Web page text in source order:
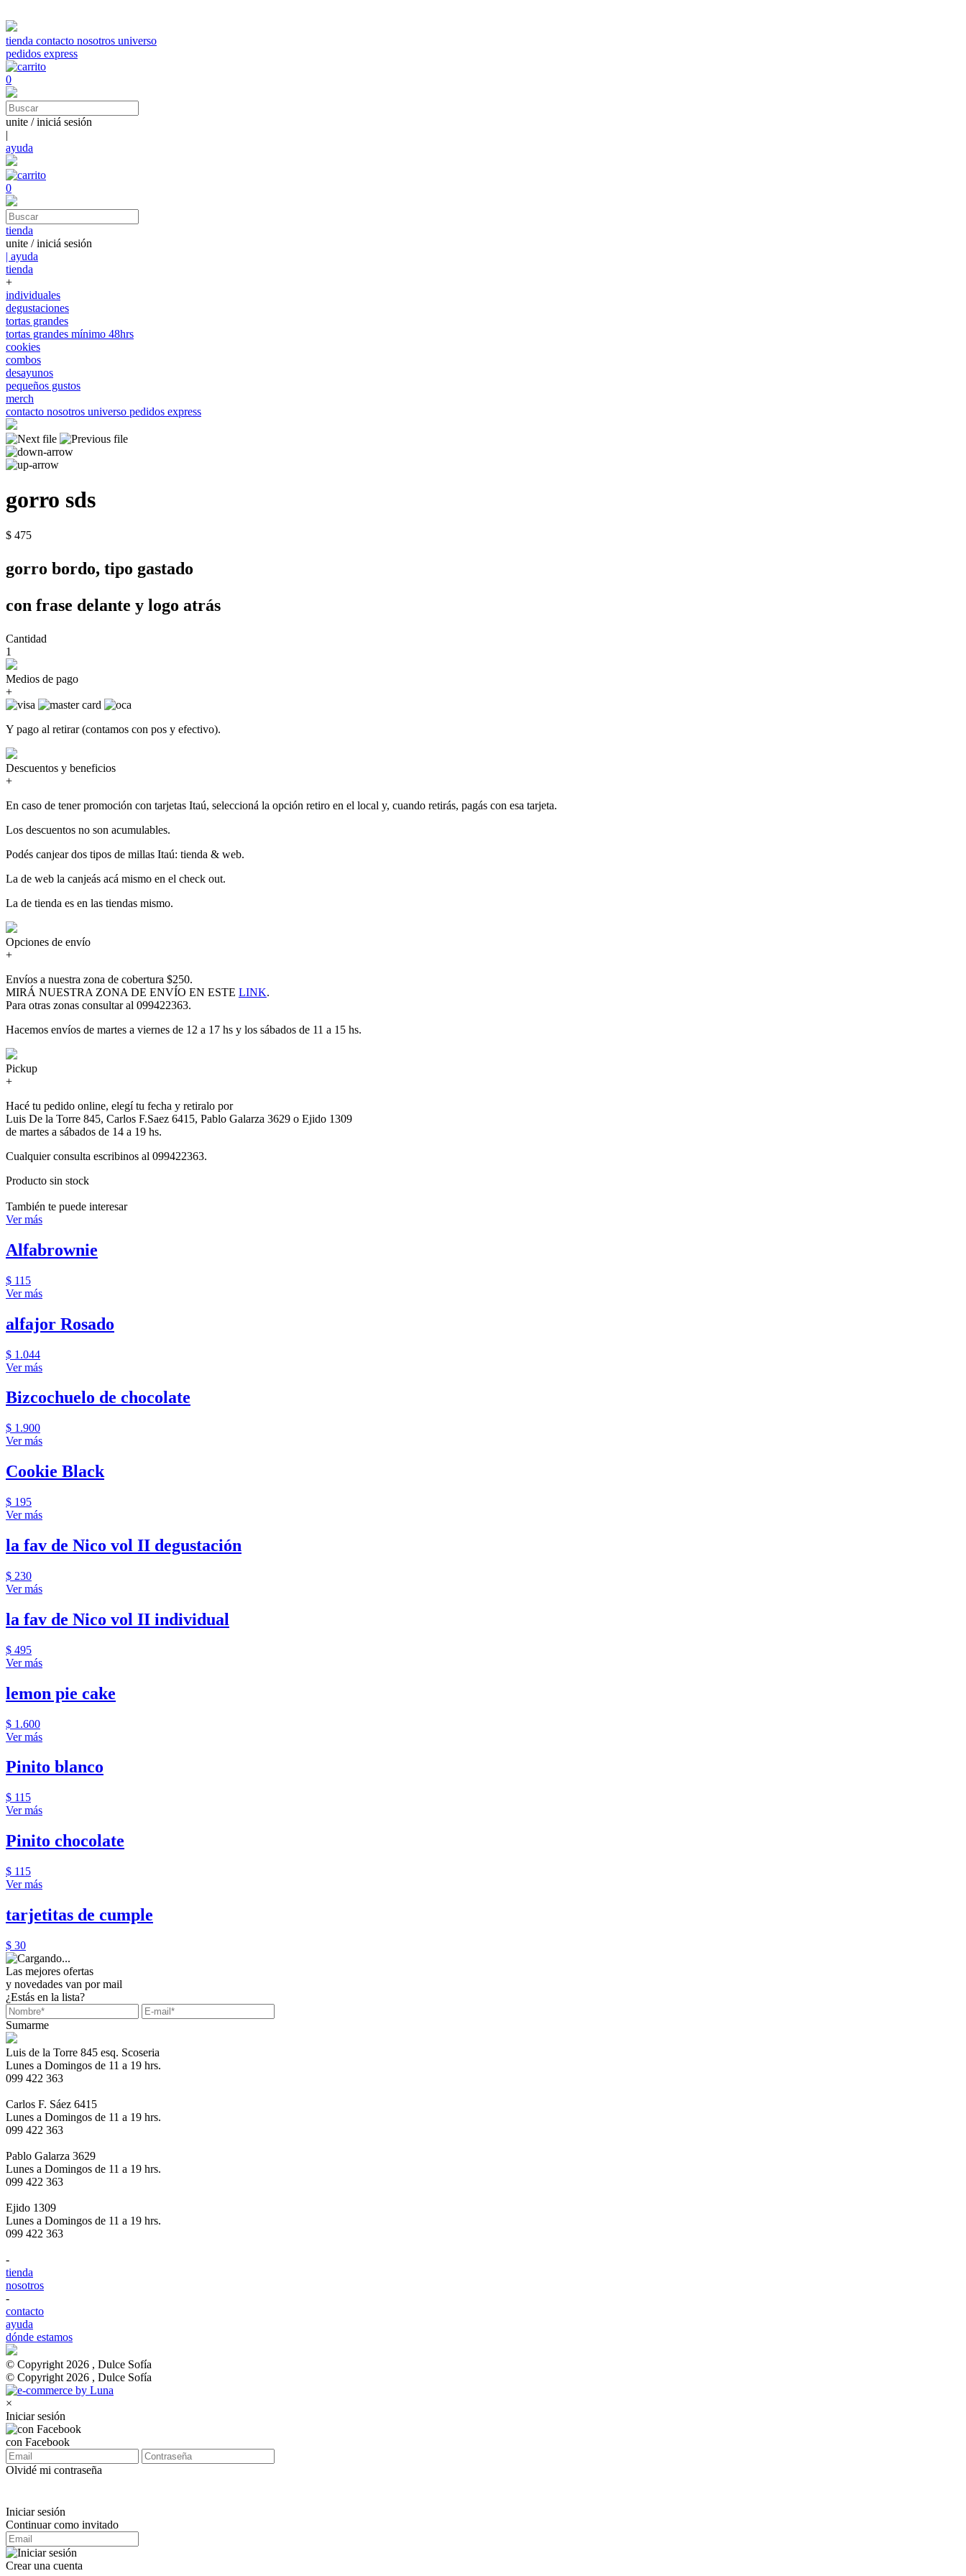
tienda contacto nosotros universo
pedidos express
0
unite / iniciá sesión
|
ayuda
0
tienda
unite / iniciá sesión
| ayuda
tienda
+
individuales
degustaciones
tortas grandes
tortas grandes mínimo 48hrs
cookies
combos
desayunos
pequeños gustos
merch
contacto nosotros universo pedidos express
gorro sds
$ 475
gorro bordo, tipo gastado
con frase delante y logo atrás
Cantidad
1
Medios de pago
+
Y pago al retirar (contamos con pos y efectivo).
Descuentos y beneficios
+
En caso de tener promoción con tarjetas Itaú, seleccioná la opción retiro en el local y, cuando retirás, pagás con esa tarjeta.
Los descuentos no son acumulables.
Podés canjear dos tipos de millas Itaú: tienda & web.
La de web la canjeás acá mismo en el check out.
La de tienda es en las tiendas mismo.
Opciones de envío
+
Envíos a nuestra zona de cobertura $250.
MIRÁ NUESTRA ZONA DE ENVÍO EN ESTE LINK.
Para otras zonas consultar al 099422363.
Hacemos envíos de martes a viernes de 12 a 17 hs y los sábados de 11 a 15 hs.
Pickup
+
Hacé tu pedido online, elegí tu fecha y retiralo por
Luis De la Torre 845, Carlos F.Saez 6415, Pablo Galarza 3629 o Ejido 1309
de martes a sábados de 14 a 19 hs.
Cualquier consulta escribinos al 099422363.
Producto sin stock
También te puede interesar
Ver más
Alfabrownie
$ 115
Ver más
alfajor Rosado
$ 1.044
Ver más
Bizcochuelo de chocolate
$ 1.900
Ver más
Cookie Black
$ 195
Ver más
la fav de Nico vol II degustación
$ 230
Ver más
la fav de Nico vol II individual
$ 495
Ver más
lemon pie cake
$ 1.600
Ver más
Pinito blanco
$ 115
Ver más
Pinito chocolate
$ 115
Ver más
tarjetitas de cumple
$ 30
Las mejores ofertas
y novedades van por mail
¿Estás en la lista?
Sumarme
Luis de la Torre 845 esq. Scoseria
Lunes a Domingos de 11 a 19 hrs.
099 422 363
Carlos F. Sáez 6415
Lunes a Domingos de 11 a 19 hrs.
099 422 363
Pablo Galarza 3629
Lunes a Domingos de 11 a 19 hrs.
099 422 363
Ejido 1309
Lunes a Domingos de 11 a 19 hrs.
099 422 363
-
tienda
nosotros
-
contacto
ayuda
dónde estamos
© Copyright 2026 , Dulce Sofía
© Copyright 2026 , Dulce Sofía
×
Iniciar sesión
con Facebook
Olvidé mi contraseña
Iniciar sesión
Continuar como invitado
Crear una cuenta